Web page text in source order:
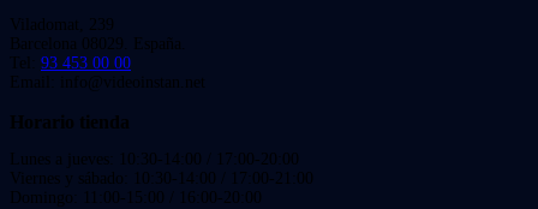
Viladomat, 239
Barcelona 08029. España.
Tel: 93 453 00 00
Email: info@videoinstan.net
Horario tienda
Lunes a jueves: 10:30-14:00 / 17:00-20:00
Viernes y sábado: 10:30-14:00 / 17:00-21:00
Domingo: 11:00-15:00 / 16:00-20:00